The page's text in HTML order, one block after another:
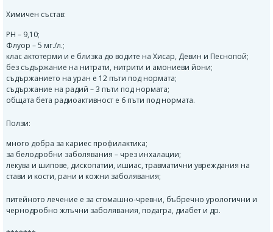
Химичен състав:
PH – 9,10;
Флуор – 5 мг./л.;
клас актотерми и е близка до водите на Хисар, Девин и Песнопой;
без съдържание на нитрати, нитрити и амониеви йони;
съдържанието на уран е 12 пъти под нормата;
съдържание на радий – 3 пъти под нормата;
общата бета радиоактивност е 6 пъти под нормата.
Ползи:
много добра за кариес профилактика;
за белодробни заболявания – чрез инхалации;
лекува и шипове, дископатии, ишиас, травматични увреждания на
стави и кости, рани и кожни заболявания;
питейното лечение е за стомашно-чревни, бъбречно урологични и
чернодробно жлъчни заболявания, подагра, диабет и др.